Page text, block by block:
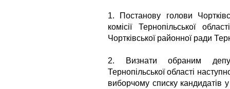
1. Постанову голови
комісії Тернопільської
Чортківської районної ради
2. Визнати обраним
Тернопільської області
виборчому списку кандидатів